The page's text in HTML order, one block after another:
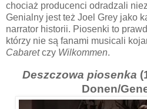
chociaż producenci odradzali
Genialny jest też Joel Grey jako
narrator historii. Piosenki to
którzy nie są fanami musicali
Cabaretczy Wilkommen.
Deszczowa piosenka
Donen/